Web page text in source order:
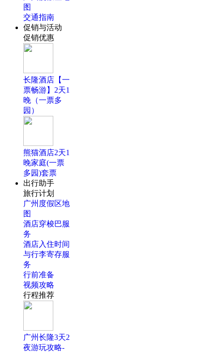
图
交通指南
促销与活动
促销优惠
长隆酒店【一
票畅游】2天1
晚（一票多
园）
熊猫酒店2天1
晚家庭(一票
多园)套票
出行助手
旅行计划
广州度假区地
图
酒店穿梭巴服
务
酒店入住时间
与行李寄存服
务
行前准备
视频攻略
行程推荐
广州长隆3天2
夜游玩攻略-